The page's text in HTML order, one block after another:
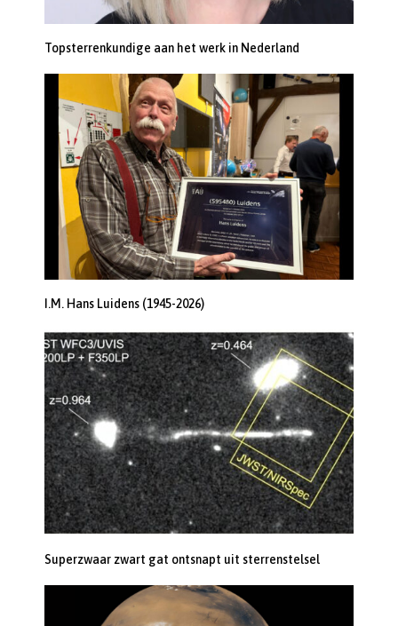
Topsterrenkundige aan het werk in Nederland
I.M. Hans Luidens (1945-2026)
Superzwaar zwart gat ontsnapt uit sterrenstelsel